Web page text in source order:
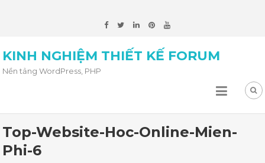
KINH NGHIỆM THIẾT KẾ FORUM
Nền tảng WordPress, PHP
Top-Website-Hoc-Online-Mien-
Phi-6